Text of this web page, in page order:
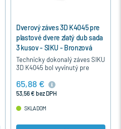
Dverový záves 3D K4045 pre
plastové dvere zlatý dub sada
3 kusov - SIKU - Bronzová
Technicky dokonalý záves SIKU
3D K4045 bol vyvinutý pre
s výškou naliehavky 15-19mm.
Záves je nastaviteľný a…
65,88 €
53,56 € bez DPH
SKLADOM